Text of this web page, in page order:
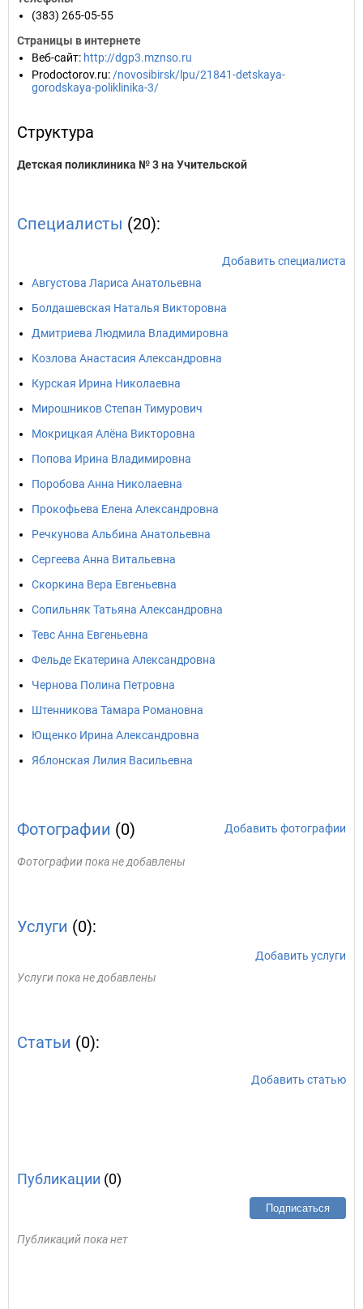
(383) 265-05-55
Страницы в интернете
Веб-сайт: http://dgp3.mznso.ru
Prodoctorov.ru: /novosibirsk/lpu/21841-detskaya-
gorodskaya-poliklinika-3/
Структура
Детская поликлиника № 3 на Учительской
Специалисты (20):
Добавить специалиста
Августова Лариса Анатольевна
Болдашевская Наталья Викторовна
Дмитриева Людмила Владимировна
Козлова Анастасия Александровна
Курская Ирина Николаевна
Мирошников Степан Тимурович
Мокрицкая Алёна Викторовна
Попова Ирина Владимировна
Поробова Анна Николаевна
Прокофьева Елена Александровна
Речкунова Альбина Анатольевна
Сергеева Анна Витальевна
Скоркина Вера Евгеньевна
Сопильняк Татьяна Александровна
Тевс Анна Евгеньевна
Фельде Екатерина Александровна
Чернова Полина Петровна
Штенникова Тамара Романовна
Ющенко Ирина Александровна
Яблонская Лилия Васильевна
Фотографии (0) Добавить фотографии
Фотографии пока не добавлены
Услуги (0):
Добавить услуги
Услуги пока не добавлены
Статьи (0):
Добавить статью
Публикации (0)
Подписаться
Публикаций пока нет